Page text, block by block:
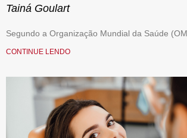
Tainá Goulart
Segundo a Organização Mundial da Saúde
CONTINUE LENDO